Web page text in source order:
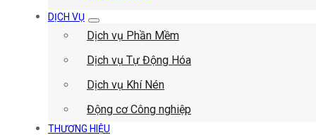
DỊCH VỤ
Dịch vụ Phần Mềm
Dịch vụ Tự Động Hóa
Dịch vụ Khí Nén
Động cơ Công nghiệp
THƯƠNG HIỆU